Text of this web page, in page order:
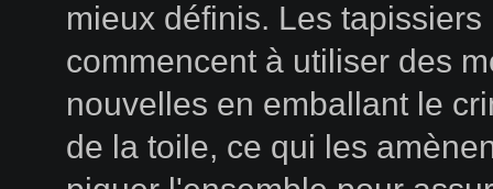
mieux définis. Les tapissiers
commencent à utiliser des
nouvelles en emballant le
de la toile, ce qui les